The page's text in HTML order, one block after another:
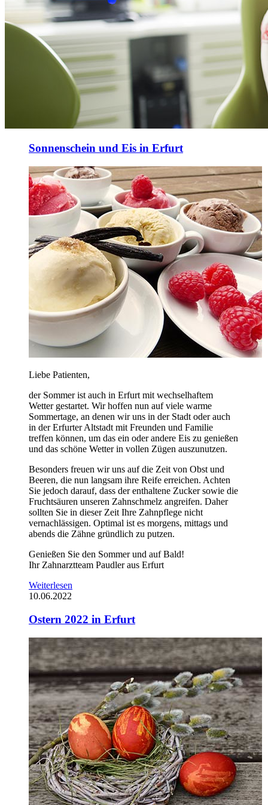
Sonnenschein und Eis in Erfurt
Liebe Patienten,
der Sommer ist auch in Erfurt mit wechselhaftem
Wetter gestartet. Wir hoffen nun auf viele warme
Sommertage, an denen wir uns in der Stadt oder auch
in der Erfurter Altstadt mit Freunden und Familie
treffen können, um das ein oder andere Eis zu genießen
und das schöne Wetter in vollen Zügen auszunutzen.
Besonders freuen wir uns auf die Zeit von Obst und
Beeren, die nun langsam ihre Reife erreichen. Achten
Sie jedoch darauf, dass der enthaltene Zucker sowie die
Fruchtsäuren unseren Zahnschmelz angreifen. Daher
sollten Sie in dieser Zeit Ihre Zahnpflege nicht
vernachlässigen. Optimal ist es morgens, mittags und
abends die Zähne gründlich zu putzen.
Genießen Sie den Sommer und auf Bald!
Ihr Zahnarztteam Paudler aus Erfurt
Weiterlesen
10.06.2022
Ostern 2022 in Erfurt